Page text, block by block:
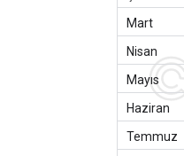
Mart
Nisan
Mayıs
Haziran
Temmuz